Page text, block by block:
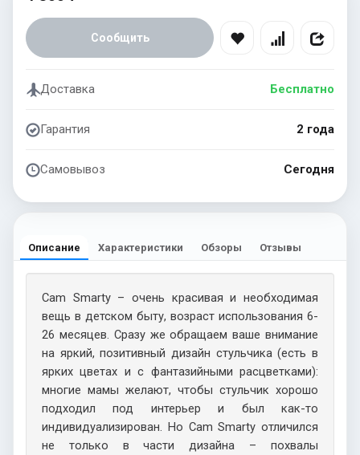
Сообщить
Доставка Бесплатно
Гарантия 2 года
Самовывоз Сегодня
Описание Характеристики Обзоры Отзывы
Cam Smarty – очень красивая и необходимая
вещь в детском быту, возраст использования 6-
26 месяцев. Сразу же обращаем ваше внимание
на яркий, позитивный дизайн стульчика (есть в
ярких цветах и с фантазийными расцветками):
многие мамы желают, чтобы стульчик хорошо
подходил под интерьер и был как-то
индивидуализирован. Но Cam Smarty отличился
не только в части дизайна – похвалы